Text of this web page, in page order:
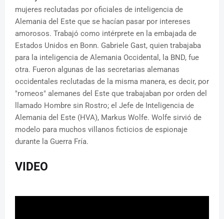
mujeres reclutadas por oficiales de inteligencia de
Alemania del Este que se hacían pasar por intereses
amorosos. Trabajó como intérprete en la embajada de
Estados Unidos en Bonn. Gabriele Gast, quien trabajaba
para la inteligencia de Alemania Occidental, la BND, fue
otra. Fueron algunas de las secretarias alemanas
occidentales reclutadas de la misma manera, es decir, por
"romeos" alemanes del Este que trabajaban por orden del
llamado Hombre sin Rostro; el Jefe de Inteligencia de
Alemania del Este (HVA), Markus Wolfe. Wolfe sirvió de
modelo para muchos villanos ficticios de espionaje
durante la Guerra Fría.
VIDEO